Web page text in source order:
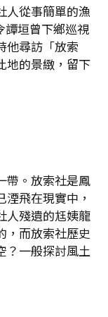
人從事簡單的漁
譚垣曾下鄉巡視
他尋訪「放索
地的景緻，留下
帶。放索社是鳳
飛在現實中，
人殘遺的尪姨龍
，而放索社歷史
？一般探討風土